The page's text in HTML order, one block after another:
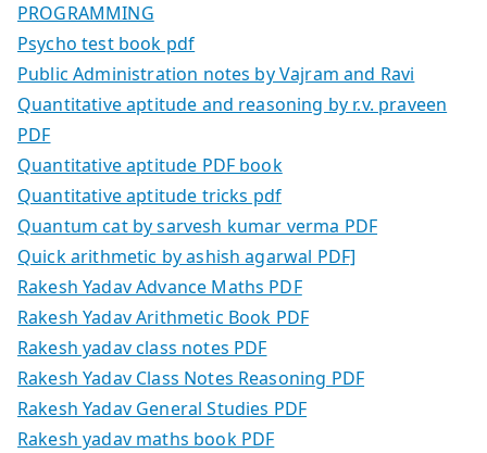
PROGRAMMING
Psycho test book pdf
Public Administration notes by Vajram and Ravi
Quantitative aptitude and reasoning by r.v. praveen
PDF
Quantitative aptitude PDF book
Quantitative aptitude tricks pdf
Quantum cat by sarvesh kumar verma PDF
Quick arithmetic by ashish agarwal PDF]
Rakesh Yadav Advance Maths PDF
Rakesh Yadav Arithmetic Book PDF
Rakesh yadav class notes PDF
Rakesh Yadav Class Notes Reasoning PDF
Rakesh Yadav General Studies PDF
Rakesh yadav maths book PDF